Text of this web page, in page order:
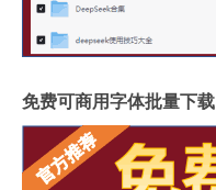
免费可商用字体批量下载